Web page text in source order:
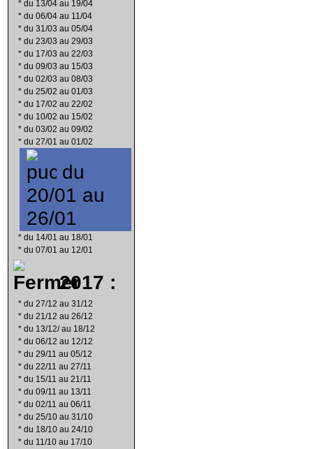
* du 13/04 au 19/04
* du 06/04 au 11/04
* du 31/03 au 05/04
* du 23/03 au 29/03
* du 17/03 au 22/03
* du 09/03 au 15/03
* du 02/03 au 08/03
* du 25/02 au 01/03
* du 17/02 au 22/02
* du 10/02 au 15/02
* du 03/02 au 09/02
* du 27/01 au 01/02
du
20/01 au
26/01
* du 14/01 au 18/01
* du 07/01 au 12/01
2017 :
* du 27/12 au 31/12
* du 21/12 au 26/12
* du 13/12/ au 18/12
* du 06/12 au 12/12
* du 29/11 au 05/12
* du 22/11 au 27/11
* du 15/11 au 21/11
* du 09/11 au 13/11
* du 02/11 au 06/11
* du 25/10 au 31/10
* du 18/10 au 24/10
* du 11/10 au 17/10